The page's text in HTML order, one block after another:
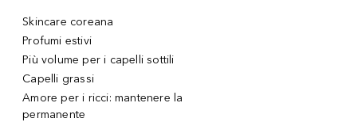
Skincare coreana
Profumi estivi
Più volume per i capelli sottili
Capelli grassi
Amore per i ricci: mantenere la
permanente